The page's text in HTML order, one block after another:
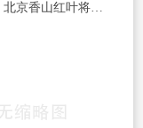
秋色宜人 北京香山红叶将迎最佳观赏期